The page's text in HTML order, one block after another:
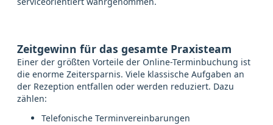
Zeitgewinn für das gesamte Praxisteam
Einer der größten Vorteile der Online-Terminbuchung ist
die enorme Zeitersparnis. Viele klassische Aufgaben an
der Rezeption entfallen oder werden reduziert. Dazu
zählen:
Telefonische Terminvereinbarungen